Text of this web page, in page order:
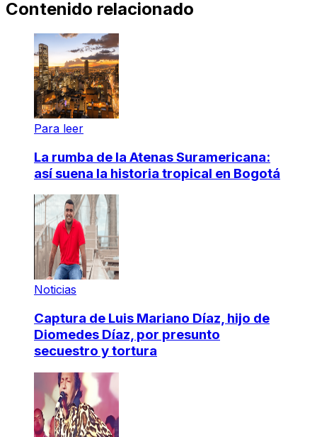
Contenido relacionado
Para leer
La rumba de la Atenas Suramericana:
así suena la historia tropical en Bogotá
Noticias
Captura de Luis Mariano Díaz, hijo de
Diomedes Díaz, por presunto
secuestro y tortura